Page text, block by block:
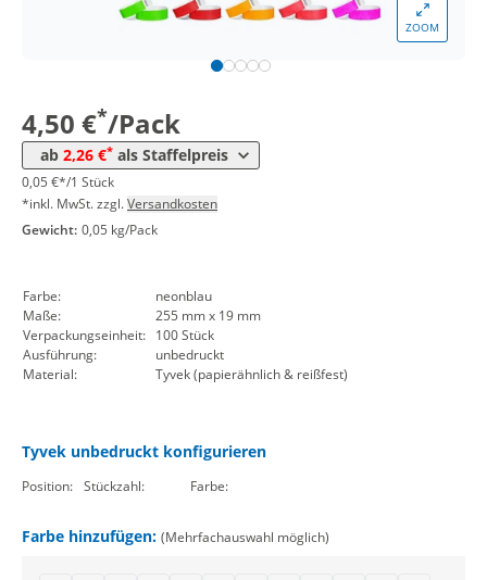
ZOOM
4,50 €*/Pack
ab 2,26 €* als Staffelpreis
ab 50 Pack 2,50 €* 0,03 €*/1Stück
2,38 €
0,05 €*/1 Stück
*inkl. MwSt. zzgl.Versandkosten
Gewicht: 0,05 kg/Pack
Farbe:
neonblau
Maße:
255 mm x 19 mm
Verpackungseinheit: 100 Stück
Ausführung:
unbedruckt
Material:
Tyvek (papierähnlich & reißfest)
Tyvek unbedruckt konfigurieren
Position: Stückzahl: Farbe:
Farbe hinzufügen: (Mehrfachauswahl möglich)